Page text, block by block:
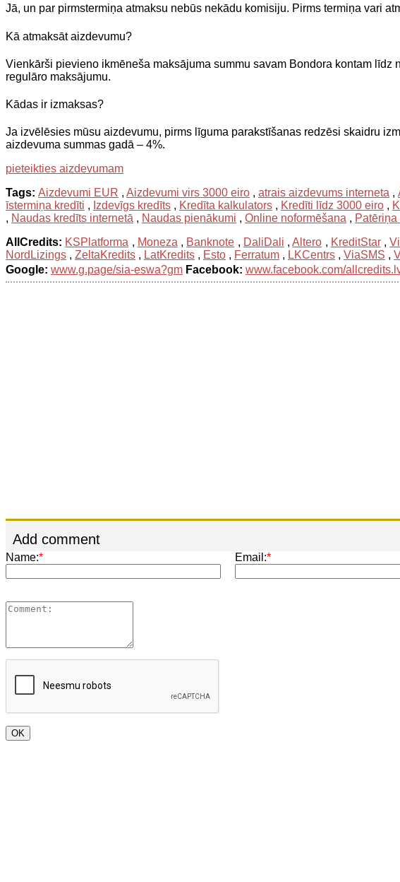
Jā, un par pirmstermiņa atmaksu nebūs nekādu komisiju. Pirms termiņa vari
Kā atmaksāt aizdevumu?
Vienkārši pievieno ikmēneša maksājuma summu savam Bondora kontam
regulāro maksājumu.
Kādas ir izmaksas?
Ja izvēlēsies mūsu aizdevumu, pirms līguma parakstīšanas redzēsi skaidru
aizdevuma summas gadā – 4%.
pieteikties aizdevumam
Tags: Aizdevumi EUR , Aizdevumi virs 3000 eiro , atrais aizdevums interneta ,
īstermiņa kredīti , Izdevīgs kredīts , Kredīta kalkulators , Kredīti līdz 3000 eiro ,
, Naudas kredīts internetā , Naudas pienākumi , Online noformēšana , Patēriņa
AllCredits: KSPlatforma , Moneza, Banknote , DaliDali ,Altero , KreditStar,
NordLizings , ZeltaKredits , LatKredits , Esto , Ferratum , LKCentrs , ViaSMS ,
Google: www.g.page/sia-eswa?gm Facebook: www.facebook.com/
Add comment
Name:* Email:*